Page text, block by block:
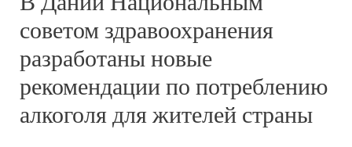
советом здравоохранения
разработаны новые
рекомендации по потреблению
алкоголя для жителей страны